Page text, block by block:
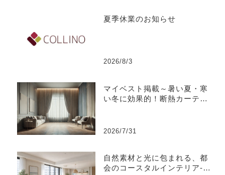
夏季休業のお知らせ
2026/8/3
マイベスト掲載～暑い夏・寒
い冬に効果的！断熱カーテン
2026/7/31
自然素材と光に包まれる、都
会のコースタルインテリア-江